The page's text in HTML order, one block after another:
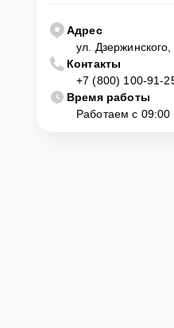
Адрес
ул.
Контакты
+7 (800) 100-91-
Время работы
Работаем с 09:00